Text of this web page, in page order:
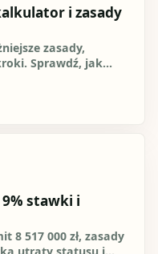
i zasady
zasady,
Sprawdź, jak
stawki i
8 517 000 zł, zasady